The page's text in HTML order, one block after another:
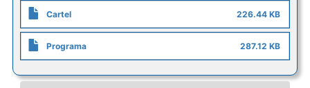
Cartel 226.44 KB
Programa 287.12 KB